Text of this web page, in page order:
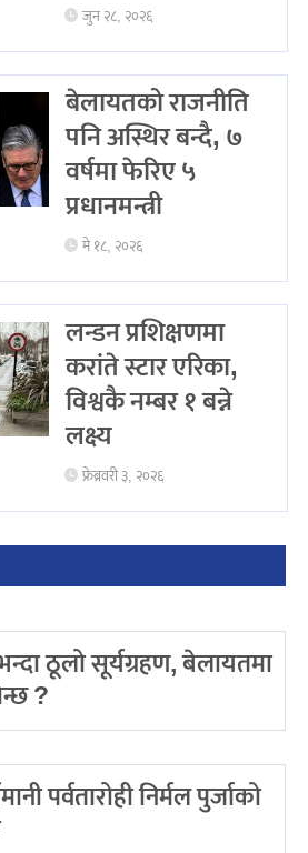
जुन २८, २०२६
बेलायतको राजनीति
पनि अस्थिर बन्दै, ७
वर्षमा फेरिए ५
प्रधानमन्त्री
मे १८, २०२६
लन्डन प्रशिक्षणमा
करांते स्टार एरिका,
विश्वकै नम्बर १ बन्ने
लक्ष्य
फ्रेब्रवरी ३, २०२६
ठूलो सूर्यग्रहण, बेलायतमा
?
पर्वतारोही निर्मल पुर्जाको